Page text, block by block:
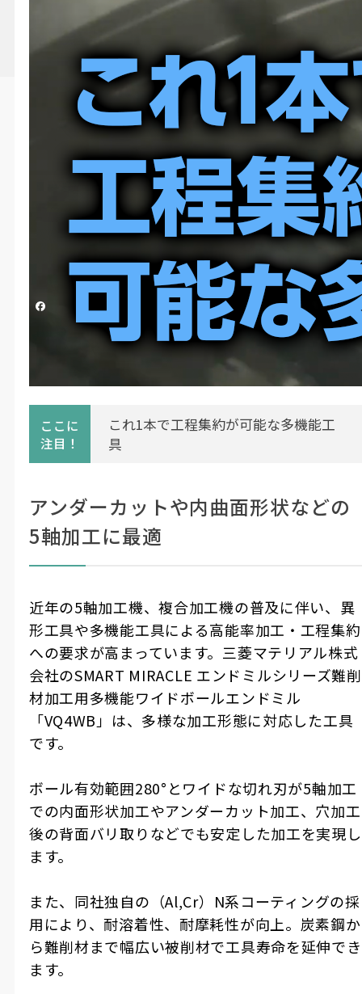
【三菱マテリアル】SMART
MIRACLE エンドミルシリー
ズ 難削材加工用多機能ワイド
ボールエンドミル
「VQ4WB」
2020/11/25 06:25 更新日時 2024/08/20 12:57
この動画へのお問い合わせ
三菱マテリアル（株）加工事業カンパニー
ここに
注目！
これ1本で工程集約が可能な多機能工
具
アンダーカットや内曲面形状などの
5軸加工に最適
近年の5軸加工機、複合加工機の普及に伴い、異
形工具や多機能工具による高能率加工・工程集約
への要求が高まっています。三菱マテリアル株式
会社のSMART MIRACLE エンドミルシリーズ難削
材加工用多機能ワイドボールエンドミル
「VQ4WB」は、多様な加工形態に対応した工具
です。
ボール有効範囲280°とワイドな切れ刃が5軸加工
での内面形状加工やアンダーカット加工、穴加工
後の背面バリ取りなどでも安定した加工を実現し
ます。
また、同社独自の（Al,Cr）N系コーティングの採
用により、耐溶着性、耐摩耗性が向上。炭素鋼か
ら難削材まで幅広い被削材で工具寿命を延伸でき
ます。